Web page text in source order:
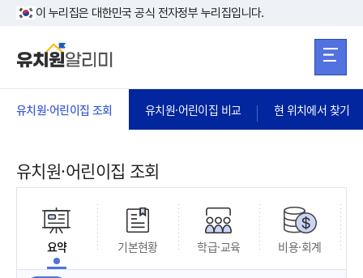
본문 바로가기
이 누리집은 대한민국 공식 전자정부 누리집입니다.
유치원·어린이집 조회 유치원·어린이집 비교 현 위치에서 찾기
유치원·어린이집 조회
요약 기본현황 학급·교육 비용·회계